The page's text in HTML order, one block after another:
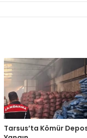
Tarsus’ta Kömür